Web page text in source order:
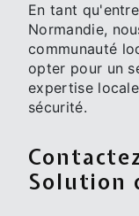
En tant
Normandie,
communauté
opter pour un
expertise
sécurité.
Solution